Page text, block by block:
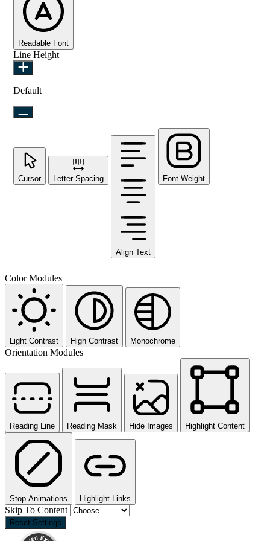
Readable Font
Line Height
Default
Cursor Letter Spacing
Align Text
Font Weight
Color Modules
Light Contrast High Contrast Monochrome
Orientation Modules
Reading Line Reading Mask Hide Images Highlight Content
Stop Animations Highlight Links
Skip To Content
Reset Settings
Kundenbewertungen und Erfahrungen zu